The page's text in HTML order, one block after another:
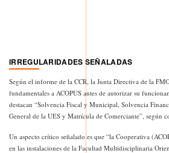
IRREGULARIDADES SEÑALADAS
Según el informe de la CCR, la Junta Directiva de la
fundamentales a ACOPUS antes de autorizar su
destacan “Solvencia Fiscal y Municipal, Solvencia
General de la UES y Matrícula de Comerciante”, según
Un aspecto crítico señalado es que “la Cooperativa
en las instalaciones de la Facultad Multidisciplinaria